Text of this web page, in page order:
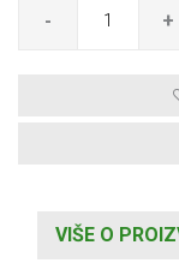
- +
VIŠE O